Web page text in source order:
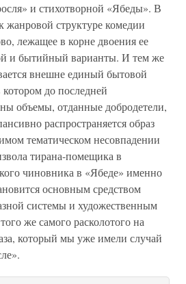
и стихотворной «Ябеды». В
жанровой структуре комедии
лежащее в корне двоения ее
и бытийный варианты. И тем же
внешне единый бытовой
до последней
объемы, отданные добродетели,
распространяется образ
тематическом несовпадении
тирана-помещика в
чиновника в «Ябеде» именно
основным средством
системы и художественным
же самого расколотого на
который мы уже имели случай